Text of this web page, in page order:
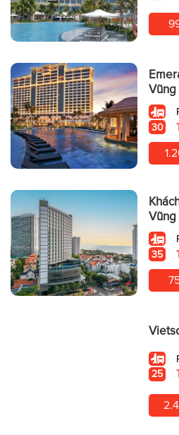
Vũng
30
Vũng
35
25